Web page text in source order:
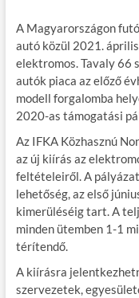
A Magyarországon
autó közül 2021.
elektromos. Tavaly 66
autók piaca az előző
modell forgalomba
2020-as támogatási
Az IFKA Közhasznú
az új kiírás az
feltételeiről. A
lehetőség, az első
kimerüléséig tart. A
minden ütemben 1-1
térítendő.
A kiírásra
szervezetek,